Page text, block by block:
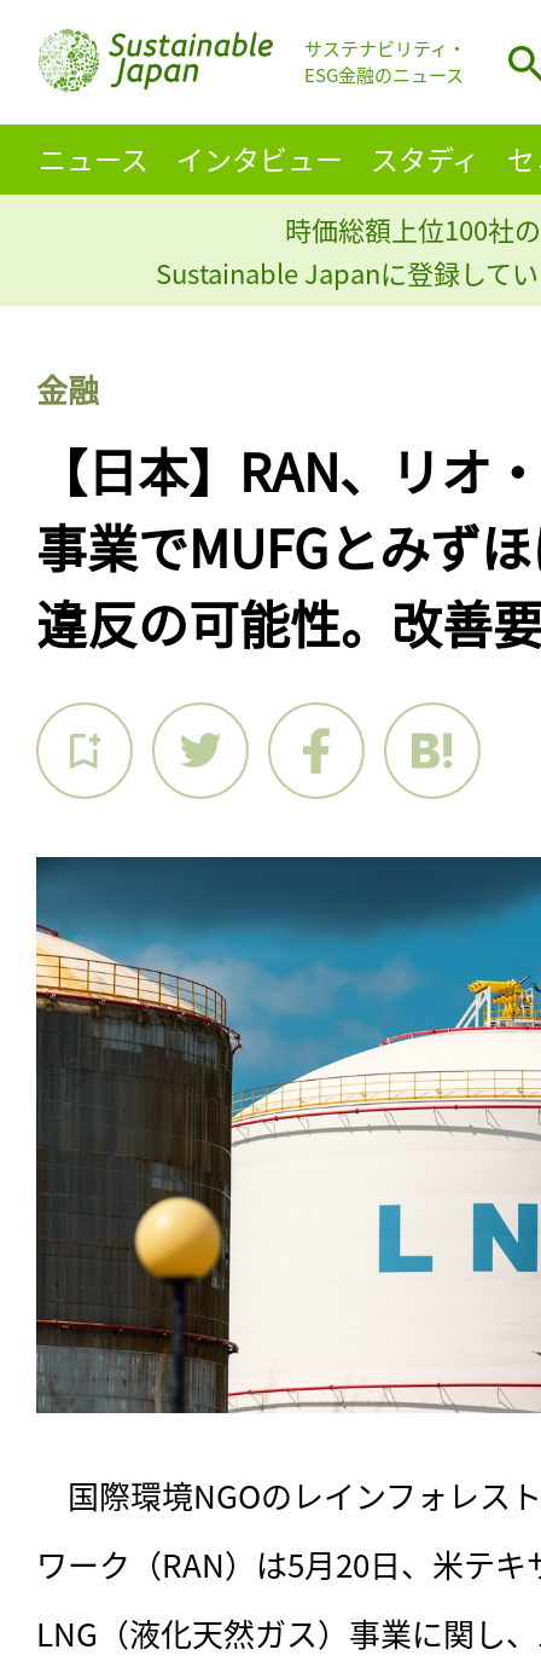
サステナビリティ・
ESG金融のニュース
ニュース インタビュー スタディ
時価総額上位100社
Sustainable Japanに登録して
金融
【日本】RAN、リオ
事業でMUFGとみず
違反の可能性。改善
国際環境NGOのレインフォレス
ワーク（RAN）は5月20日、米テ
LNG（液化天然ガス）事業に関し